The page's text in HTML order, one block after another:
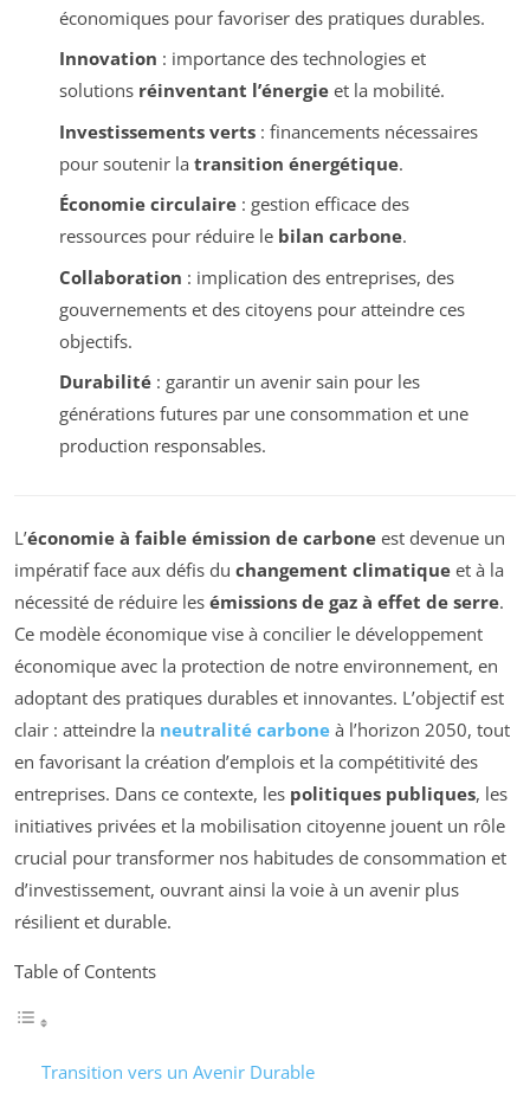
économiques pour favoriser des pratiques durables.
Innovation : importance des technologies et
solutions réinventant l’énergieet la mobilité.
Investissements verts: financements nécessaires
pour soutenir la transition énergétique.
Économie circulaire: gestion efficace des
ressources pour réduire le bilan carbone.
Collaboration : implication des entreprises, des
gouvernements et des citoyens pour atteindre ces
objectifs.
Durabilité: garantir un avenir sain pour les
générations futures par une consommation et une
production responsables.
L’économie à faible émission de carbone est devenue un
impératif face aux défis du changement climatique et à la
nécessité de réduire les émissions de gaz à effet de serre.
Ce modèle économique vise à concilier le développement
économique avec la protection de notre environnement, en
adoptant des pratiques durables et innovantes. L’objectif est
clair : atteindre la neutralité carbone à l’horizon 2050, tout
en favorisant la création d’emplois et la compétitivité des
entreprises. Dans ce contexte, les politiques publiques, les
initiatives privées et la mobilisation citoyenne jouent un rôle
crucial pour transformer nos habitudes de consommation et
d’investissement, ouvrant ainsi la voie à un avenir plus
résilient et durable.
Table of Contents
Transition vers un Avenir Durable